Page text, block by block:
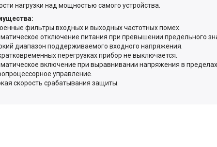
нагрузки над мощностью самого устройства.
фильтры входных и выходных частотных помех.
отключение питания при превышении предельного
диапазон поддерживаемого входного напряжения.
перегрузках прибор не выключается.
включение при выравнивании напряжения в
управление.
скорость срабатывания защиты.